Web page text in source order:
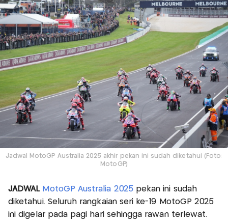
Jadwal MotoGP Australia 2025 akhir pekan ini sudah diketahui (Foto:
MotoGP)
JADWAL MotoGP Australia 2025pekan ini sudah
diketahui. Seluruh rangkaian seri ke-19 MotoGP 2025
ini digelar pada pagi hari sehingga rawan terlewat.